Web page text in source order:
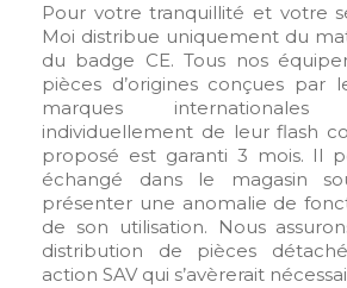
Pour votre tranquillité et votre
Moi distribue uniquement du
du badge CE. Tous nos
pièces d’origines conçues par
marques
individuellement de leur flash
proposé est garanti 3 mois. Il
échangé dans le magasin
présenter une anomalie de
de son utilisation. Nous
distribution de pièces
action SAV qui s’avèrerait